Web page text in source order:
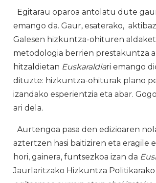
Egitarau oparoa antolatu dute
emango da. Gaur, esaterako,
Galesen hizkuntza-ohituren
metodologia berrien prestakuntza
hitzaldietan Euskaraldiari emango
dituzte: hizkuntza-ohiturak plano
izandako esperientzia eta abar.
ari dela.
Aurtengoa pasa den edizioaren
aztertzen hasi baitiziren eta eragile
hori, gainera, funtsezkoa izan da
Jaurlaritzako Hizkuntza